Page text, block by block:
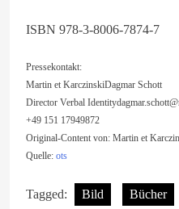
ISBN 978-3-8006-7874-7
Pressekontakt:
Martin et KarczinskiDagmar Schott
Director Verbal
+49 151 17949872
Original-Content von: Martin et
Quelle: ots
Tagged: Bild Bücher